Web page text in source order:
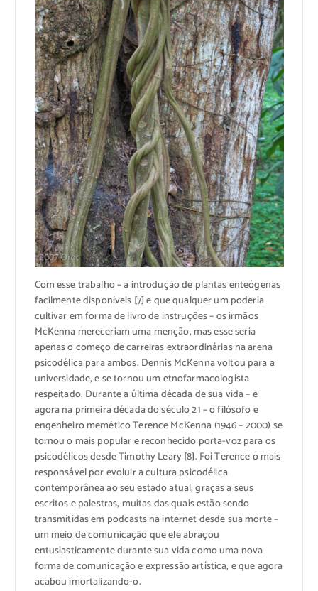
Com esse trabalho – a introdução de plantas enteógenas
facilmente disponíveis [7] e que qualquer um poderia
cultivar em forma de livro de instruções – os irmãos
McKenna mereceriam uma menção, mas esse seria
apenas o começo de carreiras extraordinárias na arena
psicodélica para ambos. Dennis McKenna voltou para a
universidade, e se tornou um etnofarmacologista
respeitado. Durante a última década de sua vida – e
agora na primeira década do século 21 – o filósofo e
engenheiro memético Terence McKenna (1946 – 2000) se
tornou o mais popular e reconhecido porta-voz para os
psicodélicos desde Timothy Leary [8]. Foi Terence o mais
responsável por evoluir a cultura psicodélica
contemporânea ao seu estado atual, graças a seus
escritos e palestras, muitas das quais estão sendo
transmitidas em podcasts na internet desde sua morte –
um meio de comunicação que ele abraçou
entusiasticamente durante sua vida como uma nova
forma de comunicação e expressão artística, e que agora
acabou imortalizando-o.